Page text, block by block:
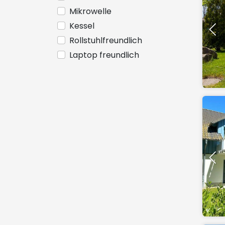
Mikrowelle
Kessel
Rollstuhlfreundlich
Laptop freundlich